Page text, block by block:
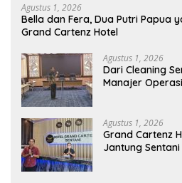
Agustus 1, 2026
Bella dan Fera, Dua Putri Papua
Grand Cartenz Hotel
Agustus 1, 2026
Dari Cleaning
Manajer
Agustus 1, 2026
Grand Cartenz
Jantung Sentani